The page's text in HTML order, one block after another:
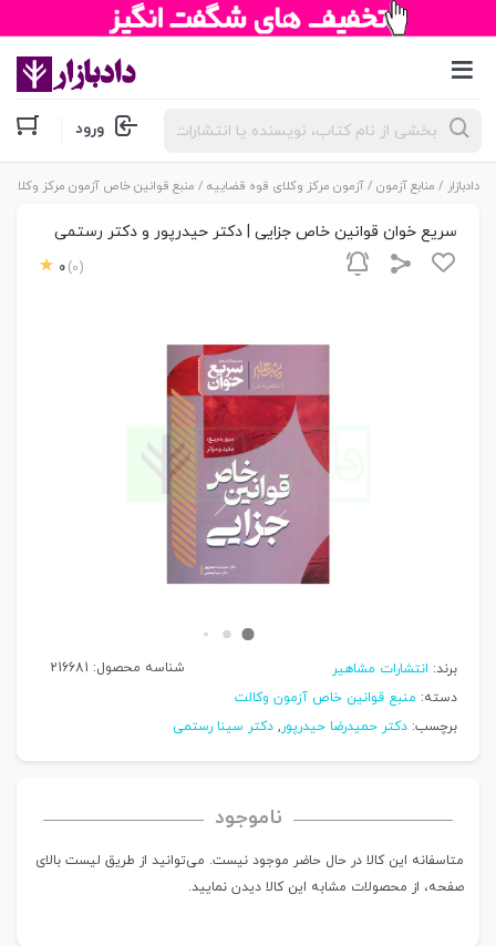
جستجوی
محصولات ورود
دادبازار / منابع آزمون /آزمون مرکز وکلای قوه قضاییه / منبع قوانین خاص آزمون مرکز وکلا
سریع خوان قوانین خاص جزایی | دکتر حیدرپور و دکتر رستمی
0 (0)
برند: انتشارات مشاهیر شناسه محصول: 216681
دسته: منبع قوانین خاص آزمون وکالت
برچسب: دکتر حمیدرضا حیدرپور, دکتر سینا رستمی
ناموجود
متاسفانه این کالا در حال حاضر موجود نیست. می‌توانید از طریق لیست بالای
صفحه، از محصولات مشابه این کالا دیدن نمایید.